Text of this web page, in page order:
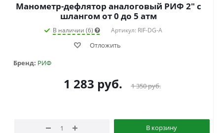
Манометр-дефлятор аналоговый РИФ 2" с
шлангом от 0 до 5 атм
В наличии (6) Артикул: RIF-DG-A
Отложить
Бренд: РИФ
1 283 руб. 1 350руб.
В корзину